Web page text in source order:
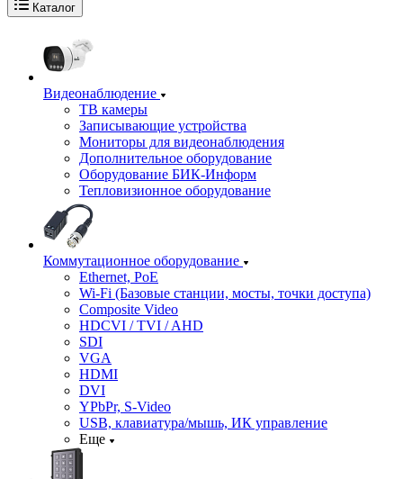
Каталог
Видеонаблюдение
ТВ камеры
Записывающие устройства
Мониторы для видеонаблюдения
Дополнительное оборудование
Оборудование БИК-Информ
Тепловизионное оборудование
Коммутационное оборудование
Ethernet, PoE
Wi-Fi (Базовые станции, мосты, точки доступа)
Composite Video
HDCVI / TVI / AHD
SDI
VGA
HDMI
DVI
YPbPr, S-Video
USB, клавиатура/мышь, ИК управление
Еще